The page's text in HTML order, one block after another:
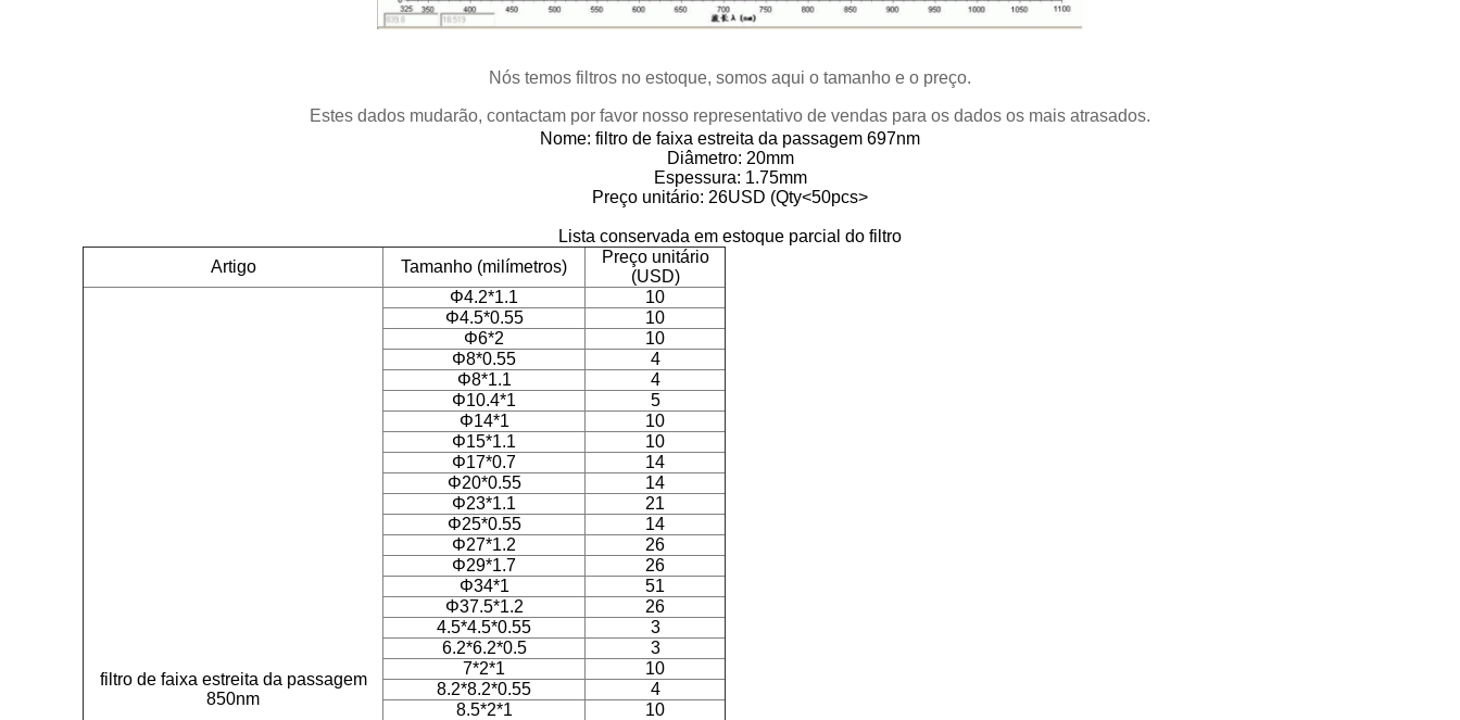
Nós temos filtros no estoque, somos aqui o tamanho e o preço.
Estes dados mudarão, contactam por favor nosso representativo de vendas para os dados os mais atrasados.
Nome: filtro de faixa estreita da passagem 697nm
Diâmetro: 20mm
Espessura: 1.75mm
Preço unitário: 26USD (Qty<50pcs>
Lista conservada em estoque parcial do filtro
Artigo
Tamanho (milímetros)
Preço unitário
(USD)
filtro de faixa estreita da passagem
850nm
Φ4.2*1.1
10
Φ4.5*0.55
10
Φ6*2
10
Φ8*0.55
4
Φ8*1.1
4
Φ10.4*1
5
Φ14*1
10
Φ15*1.1
10
Φ17*0.7
14
Φ20*0.55
14
Φ23*1.1
21
Φ25*0.55
14
Φ27*1.2
26
Φ29*1.7
26
Φ34*1
51
Φ37.5*1.2
26
4.5*4.5*0.55
3
6.2*6.2*0.5
3
7*2*1
10
8.2*8.2*0.55
4
8.5*2*1
10